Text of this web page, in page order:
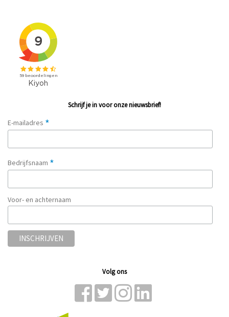
Schrijf je in voor onze nieuwsbrief!
E-mailadres *
Bedrijfsnaam *
Voor- en achternaam
Volg ons